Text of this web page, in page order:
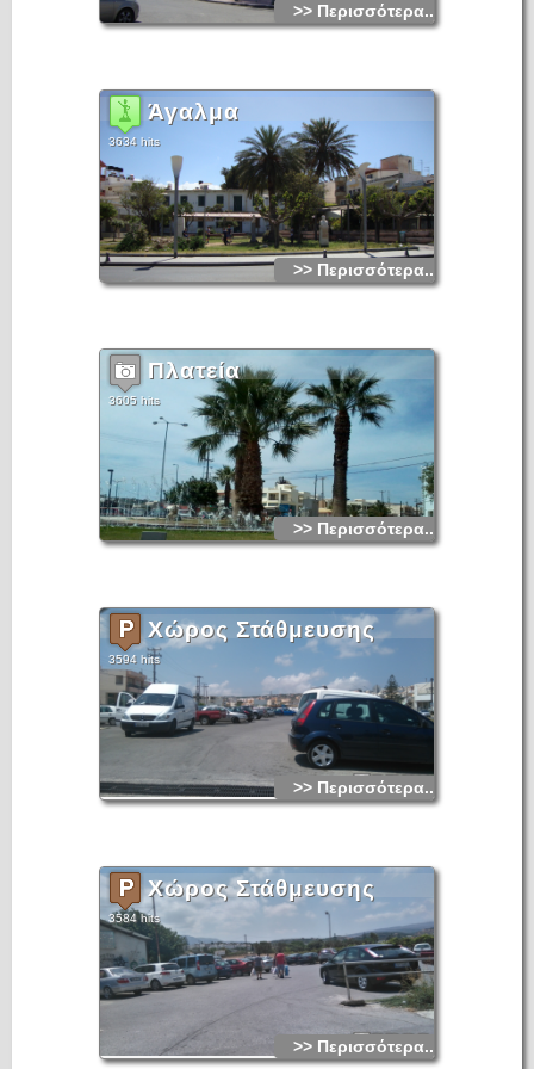
Στην τρίτη ενότητα παρουσιάζονται ευρήματα που
προέρχονται κύριως, από ταφικά σύνολα της γεωμετρικής και
αρχαϊκής Σητείας. Στην προθήκη 22 μπορεί κανείς να δει
τον Τρυπητό, την έπαυλη του Μακρύ Γιαλού, το Κουφονήσι
κλπ.
Συντάκτης
Μ. Χατζηπαναγιώτη, Αρχαιολόγος
Τηλέφωνο: +30 28430 23917
Φαξ: +30 28430 23917
http://odysseus.culture.gr/h/1/gh155.jsp?obj_id=3306
>> Περισσότερα...
Άγαλμα
3634 hits
>> Περισσότερα...
Πλατεία
3605 hits
>> Περισσότερα...
Χώρος Στάθμευσης
3594 hits
>> Περισσότερα...
Χώρος Στάθμευσης
3584 hits
>> Περισσότερα...